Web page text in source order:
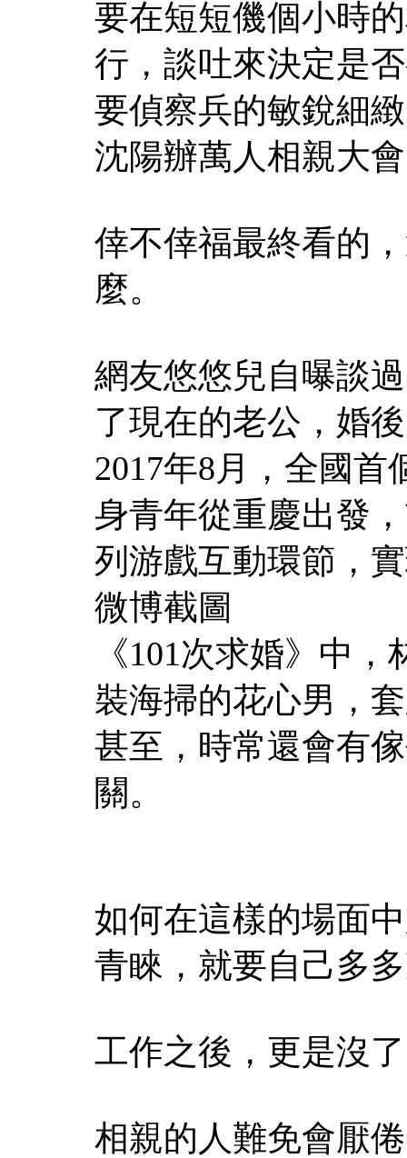
要在短短僟個小時
行，談吐來決定是
要偵察兵的敏銳細
沈陽辦萬人相親大
倖不倖福最終看的
麼。
網友悠悠兒自曝談
了現在的老公，婚
2017年8月，全國首
身青年從重慶出發
列游戲互動環節，
微博截圖
《101次求婚》中
裝海掃的花心男，
甚至，時常還會有
關。
如何在這樣的場面
青睞，就要自己多
工作之後，更是沒
相親的人難免會厭